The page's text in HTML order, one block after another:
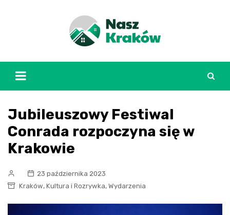
Jubileuszowy Festiwal
Conrada rozpoczyna się w
Krakowie
23 października 2023
Kraków, Kultura i Rozrywka, Wydarzenia